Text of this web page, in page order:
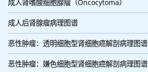
成人肾嗜酸细胞腺瘤（Oncocytoma）
成人后肾腺瘤病理图谱
恶性肿瘤：透明细胞型肾细胞癌解剖病理图谱
恶性肿瘤：嫌色细胞型肾细胞癌解剖病理图谱